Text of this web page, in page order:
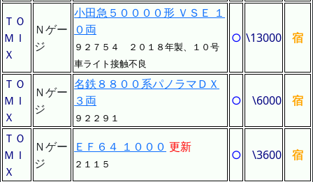
ＴＯ
ＭＩ
Ｘ
Ｎゲー
ジ
小田急５００００形 ＶＳＥ １
０両
９２７５４ ２０１８年製、１０号
車ライト接触不良
○ \13000 宿
ＴＯ
ＭＩ
Ｘ
Ｎゲー
ジ
名鉄８８００系パノラマＤＸ
３両
９２２９１
○ \6000 宿
ＴＯ
ＭＩ
Ｘ
Ｎゲー
ジ
ＥＦ６４ １０００ 更新
２１１５
○ \3600 宿